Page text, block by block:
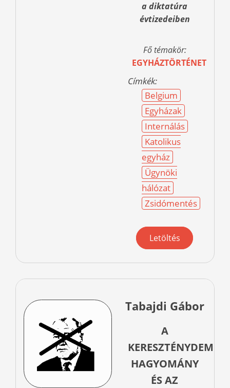
a diktatúra
évtizedeiben
Fő témakör:
EGYHÁZTÖRTÉNET
Címkék:
Belgium
Egyházak
Internálás
Katolikus
egyház
Ügynöki
hálózat
Zsidómentés
Letöltés
Tabajdi Gábor
A
HAGYOMÁNY
ÉS AZ